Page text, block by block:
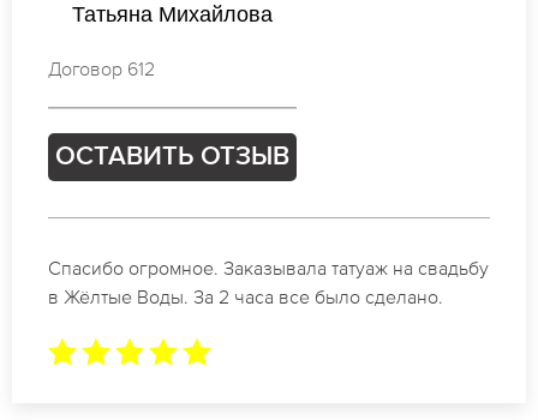
Екатерина Новикова
Договор 906
ОСТАВИТЬ ОТЗЫВ
Отличные специалисты своего дела по
коррекции бровей в Жёлтые Воды.